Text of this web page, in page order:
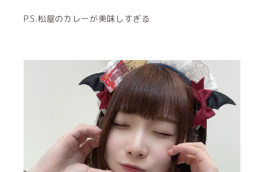
P.S.松屋のカレーが美味しすぎる